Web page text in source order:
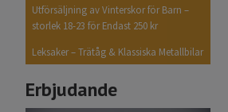
Utförsäljning av Vinterskor för Barn –
storlek 18-23 för Endast 250 kr
Leksaker – Trätåg & Klassiska Metallbilar
Erbjudande